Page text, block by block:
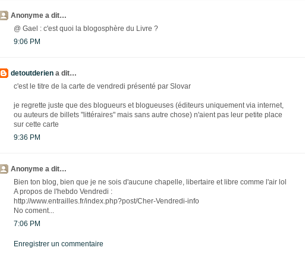
Anonyme a dit…
@ Gael : c'est quoi la blogosphère du Livre ?
9:06 PM
detoutderien a dit…
c'est le titre de la carte de vendredi présenté par Slovar
je regrette juste que des blogueurs et blogueuses (éditeurs uniquement via internet,
ou auteurs de billets "littéraires" mais sans autre chose) n'aient pas leur petite place
sur cette carte
9:36 PM
Anonyme a dit…
Bien ton blog, bien que je ne sois d'aucune chapelle, libertaire et libre comme l'air lol
A propos de l'hebdo Vendredi :
http://www.entrailles.fr/index.php?post/Cher-Vendredi-info
No coment...
7:06 PM
Enregistrer un commentaire